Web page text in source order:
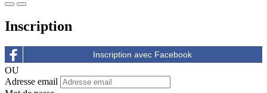
Inscription
OU
Adresse email